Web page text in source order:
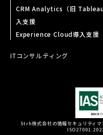
CRM Analytics（旧
入支援
Experience Cloud導入支援
ITコンサルティング
Strh株式会社の情報セキュリティ